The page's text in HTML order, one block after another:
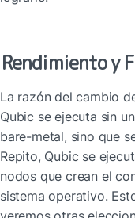
Rendimiento y
La razón del cambio
Qubic se ejecuta sin
bare-metal, sino que
Repito, Qubic se
nodos que crean el
sistema operativo.